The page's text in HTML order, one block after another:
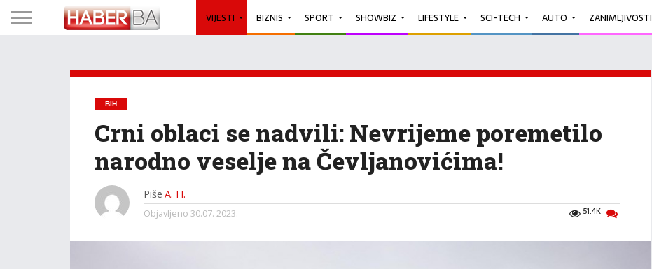
VIJESTI BIZNIS SPORT SHOWBIZ LIFESTYLE SCI-TECH AUTO ZANIMLJIVOSTI
BIH
Crni oblaci se nadvili: Nevrijeme poremetilo
narodno veselje na Čevljanovićima!
Piše A. H.
51.4K
Objavljeno 30.07. 2023.